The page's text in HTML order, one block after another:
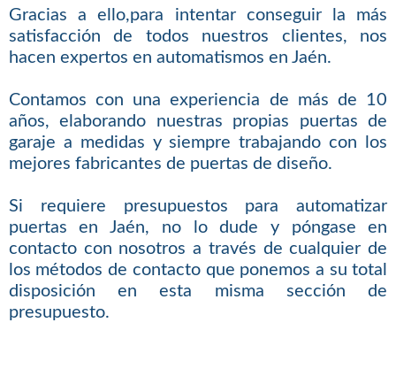
Gracias a ello,para intentar conseguir la más
satisfacción de todos nuestros clientes, nos
hacen expertos en automatismos en Jaén.
Contamos con una experiencia de más de 10
años, elaborando nuestras propias puertas de
garaje a medidas y siempre trabajando con los
mejores fabricantes de puertas de diseño.
Si requiere presupuestos para automatizar
puertas en Jaén, no lo dude y póngase en
contacto con nosotros a través de cualquier de
los métodos de contacto que ponemos a su total
disposición en esta misma sección de
presupuesto.